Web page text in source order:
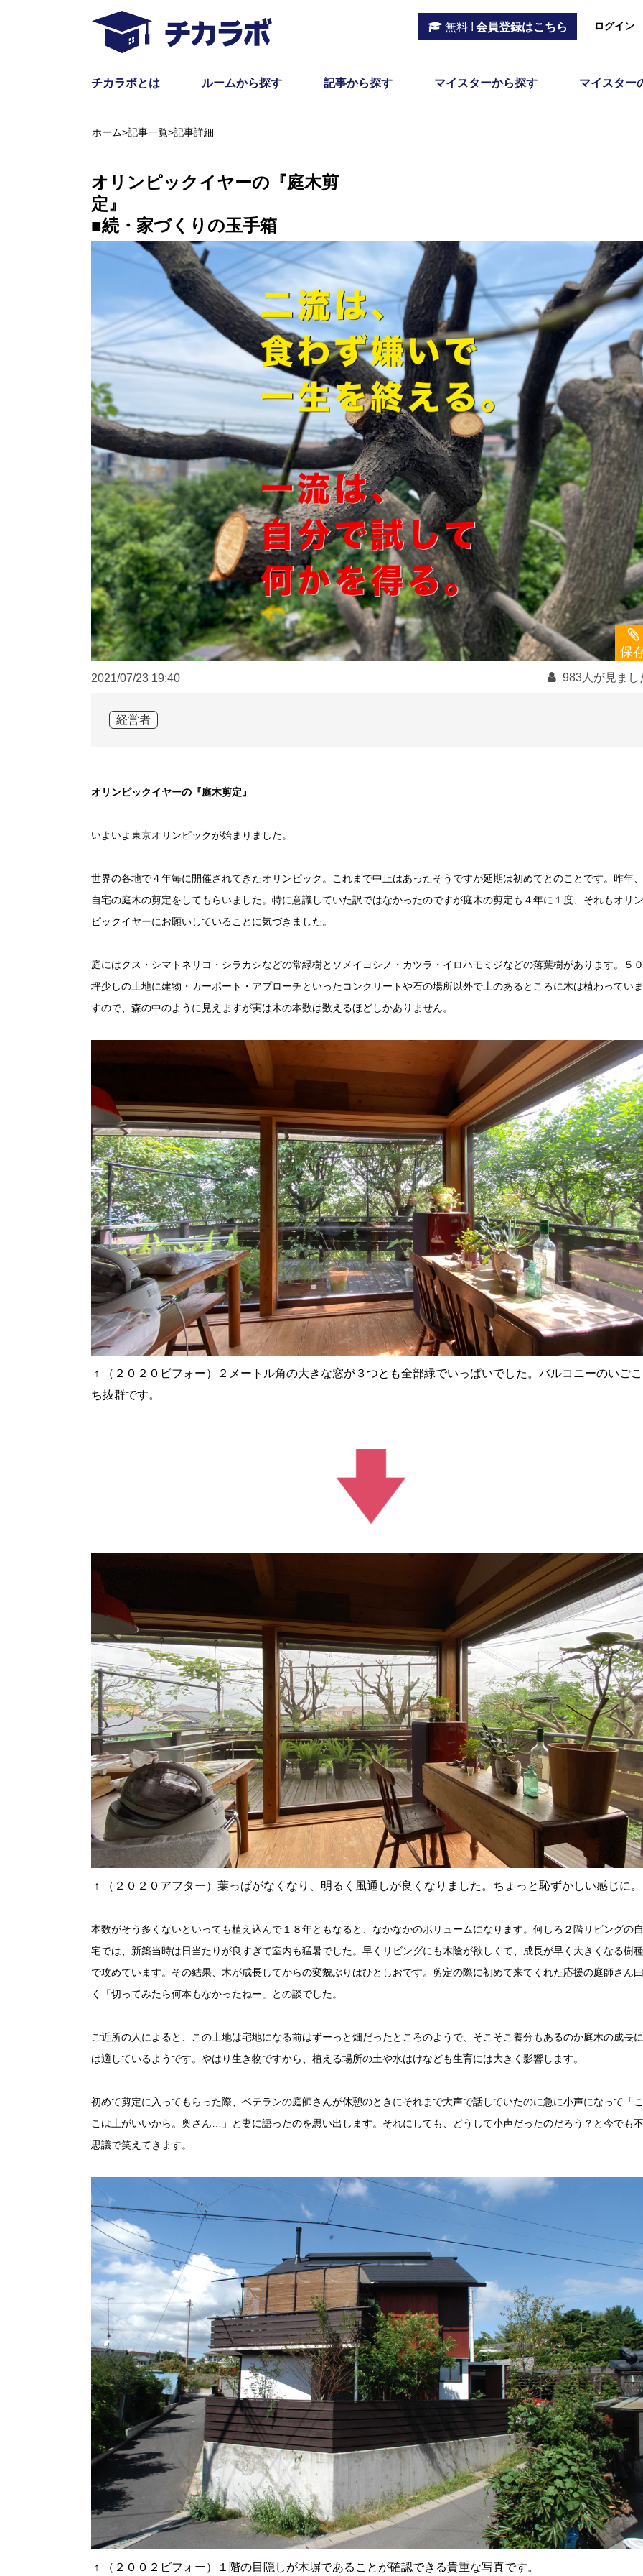
無料 ! 会員登録はこちら ログイン
チカラボとは ルームから探す 記事から探す マイスターから探す マイスター
ホーム>記事一覧>記事詳細
オリンピックイヤーの『庭木剪
定
■続・家づくりの玉手箱
保
2021/07/23 19:40 983人が見まし
経営者
オリンピックイヤーの『庭木剪定』
いよいよ東京オリンピックが始まりました。
世界の各地で４年毎に開催されてきたオリンピック。これまで中止はあったそうですが延期は初めてとのことです。昨年、
自宅の庭木の剪定をしてもらいました。特に意識していた訳ではなかったのですが庭木の剪定も４年に１度、それもオリン
ピックイヤーにお願いしていることに気づきました。
庭にはクス・シマトネリコ・シラカシなどの常緑樹とソメイヨシノ・カツラ・イロハモミジなどの落葉樹があります。５０
坪少しの土地に建物・カーポート・アプローチといったコンクリートや石の場所以外で土のあるところに木は植わっていま
すので、森の中のように見えますが実は木の本数は数えるほどしかありません。
↑
（２０２０ビフォー）２メートル角の大きな窓が３つとも全部緑でいっぱいでした。バルコニーのいごこ
ち抜群です。
↑ （２０２０アフター）葉っぱがなくなり、明るく風通しが良くなりました。ちょっと恥ずかしい感じに。
本数がそう多くないといっても植え込んで１８年ともなると、なかなかのボリュームになります。何しろ２階リビングの自
宅では、新築当時は日当たりが良すぎて室内も猛暑でした。早くリビングにも木陰が欲しくて、成長が早く大きくなる樹種
で攻めています。その結果、木が成長してからの変貌ぶりはひとしおです。剪定の際に初めて来てくれた応援の庭師さん曰
く「切ってみたら何本もなかったねー」との談でした。
ご近所の人によると、この土地は宅地になる前はずーっと畑だったところのようで、そこそこ養分もあるのか庭木の成長に
は適しているようです。やはり生き物ですから、植える場所の土や水はけなども生育には大きく影響します。
初めて剪定に入ってもらった際、ベテランの庭師さんが休憩のときにそれまで大声で話していたのに急に小声になって「こ
こは土がいいから。奥さん
」と妻に語ったのを思い出します。それにしても、どうして小声だったのだろう？と今でも不
思議で笑えてきます。
↑ （２００２ビフォー）１階の目隠しが木塀であることが確認できる貴重な写真です。